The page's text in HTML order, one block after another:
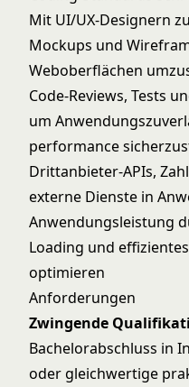
Mit UI/UX-Designern
Mockups und
Weboberflächen
Code-Reviews, Tests
um
performance
Drittanbieter-APIs,
externe Dienste in
Anwendungsleistung
Loading und
optimieren
Anforderungen
Zwingende
Bachelorabschluss in
oder gleichwertige